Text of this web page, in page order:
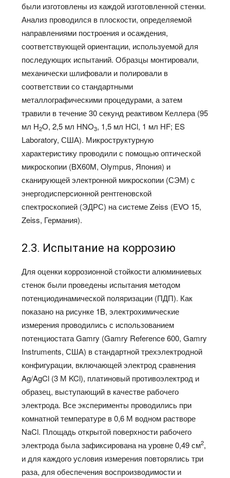
были изготовлены из каждой изготовленной стенки.
Анализ проводился в плоскости, определяемой
направлениями построения и осаждения,
соответствующей ориентации, используемой для
последующих испытаний. Образцы монтировали,
механически шлифовали и полировали в
соответствии со стандартными
металлографическими процедурами, а затем
травили в течение 30 секунд реактивом Келлера (95
мл H2O, 2,5 мл HNO3, 1,5 мл HCl, 1 мл HF; ES
Laboratory, США). Микроструктурную
характеристику проводили с помощью оптической
микроскопии (BX60M, Olympus, Япония) и
сканирующей электронной микроскопии (СЭМ) с
энергодисперсионной рентгеновской
спектроскопией (ЭДРС) на системе Zeiss (EVO 15,
Zeiss, Германия).
2.3. Испытание на коррозию
Для оценки коррозионной стойкости алюминиевых
стенок были проведены испытания методом
потенциодинамической поляризации (ПДП). Как
показано на рисунке 1B, электрохимические
измерения проводились с использованием
потенциостата Gamry (Gamry Reference 600, Gamry
Instruments, США) в стандартной трехэлектродной
конфигурации, включающей электрод сравнения
Ag/AgCl (3 М KCl), платиновый противоэлектрод и
образец, выступающий в качестве рабочего
электрода. Все эксперименты проводились при
комнатной температуре в 0,6 М водном растворе
NaCl. Площадь открытой поверхности рабочего
электрода была зафиксирована на уровне 0,49 см2,
и для каждого условия измерения повторялись три
раза, для обеспечения воспроизводимости и